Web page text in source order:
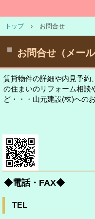
トップ › お問合せ
お問合せ（メール
賃貸物件の詳細や内見予約
の住まいのリフォーム相談
ど・・・山元建設(株)への
◆電話・FAX◆
TEL